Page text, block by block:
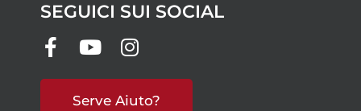
SEGUICI SUI SOCIAL
Serve Aiuto?